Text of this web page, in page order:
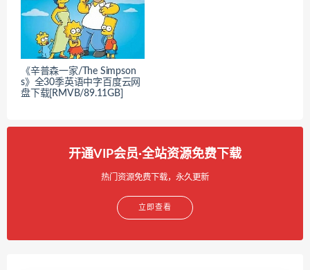
《辛普森一家/The Simpson
s》全30季英语中字百度云网
盘下载[RMVB/89.11GB]
开通VIP会员·全站资源免费下载
热门资源免费下载，永久更新
立即查看